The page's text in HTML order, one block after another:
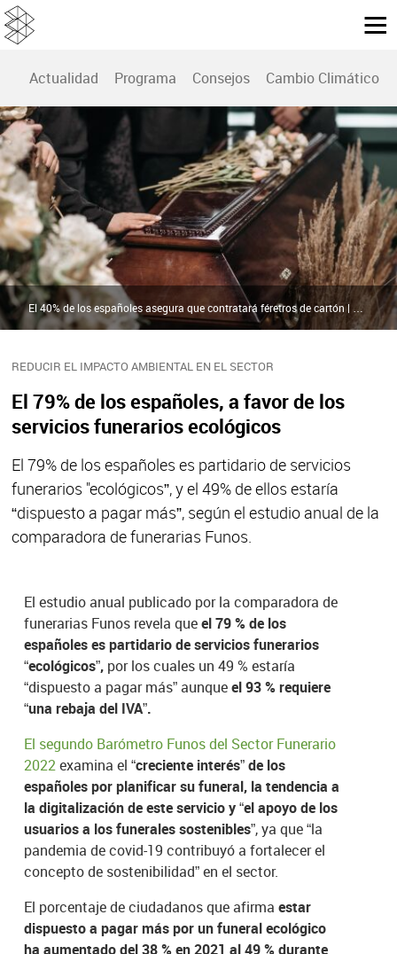
Actualidad Programa Consejos Cambio Climático
REDUCIR EL IMPACTO AMBIENTAL EN EL SECTOR
El 79% de los españoles, a favor de los
servicios funerarios ecológicos
El 79% de los españoles es partidario de servicios
funerarios "ecológicos”, y el 49% de ellos estaría
“dispuesto a pagar más”, según el estudio anual de la
comparadora de funerarias Funos.
El 40% de los españoles asegura que contratará féretros de cartón | Pexels
El estudio anual publicado por la comparadora de
funerarias Funos revela queel 79 % de los
españoles es partidario de servicios funerarios
“ecológicos”, por los cuales un 49 % estaría
“dispuesto a pagar más” aunqueel 93 % requiere
“una rebaja del IVA”.
El segundo Barómetro Funos del Sector Funerario
2022examina el“creciente interés” de los
españoles por planificar su funeral, la tendencia a
la digitalización de este servicio y “el apoyo de los
usuarios a los funerales sostenibles”, ya que “la
pandemia de covid-19 contribuyó a fortalecer el
concepto de sostenibilidad” en el sector.
El porcentaje de ciudadanos que afirmaestar
dispuesto a pagar más por un funeral ecológico
ha aumentado del 38 % en 2021 al 49 % durante